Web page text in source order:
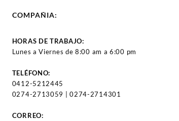
COMPAÑIA:
HORAS DE TRABAJO:
Lunes a Viernes de 8:00 am a 6:00 pm
TELÉFONO:
0412-5212445
0274-2713059 | 0274-2714301
CORREO: